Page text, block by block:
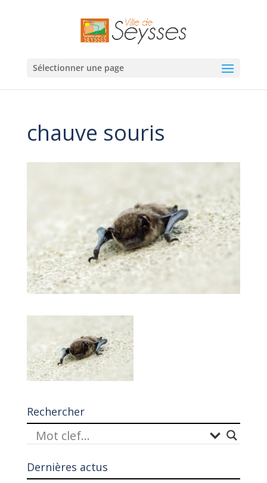
Sélectionner une page
chauve souris
Rechercher
Dernières actus